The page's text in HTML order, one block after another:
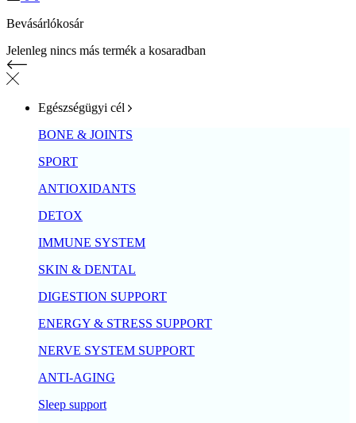
Bevásárlókosár
Jelenleg nincs más termék a kosaradban
Egészségügyi cél
BONE & JOINTS
SPORT
ANTIOXIDANTS
DETOX
IMMUNE SYSTEM
SKIN & DENTAL
DIGESTION SUPPORT
ENERGY & STRESS SUPPORT
NERVE SYSTEM SUPPORT
ANTI-AGING
Sleep support